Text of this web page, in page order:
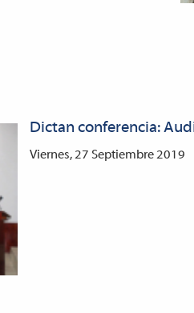
Dictan conferencia:
Viernes, 27 Septiembre 2019